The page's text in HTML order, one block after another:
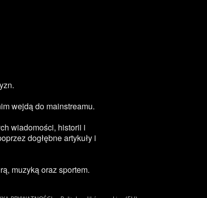
wejdą do mainstreamu.
wiadomości, historii i
dogłębne artykuły i
muzyką oraz sportem.